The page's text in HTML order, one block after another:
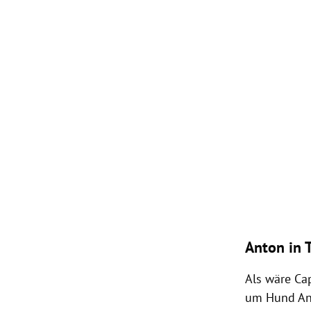
Anton in
Als wäre
um Hund